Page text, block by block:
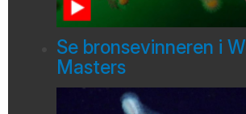
Se bronsevinneren i
Masters